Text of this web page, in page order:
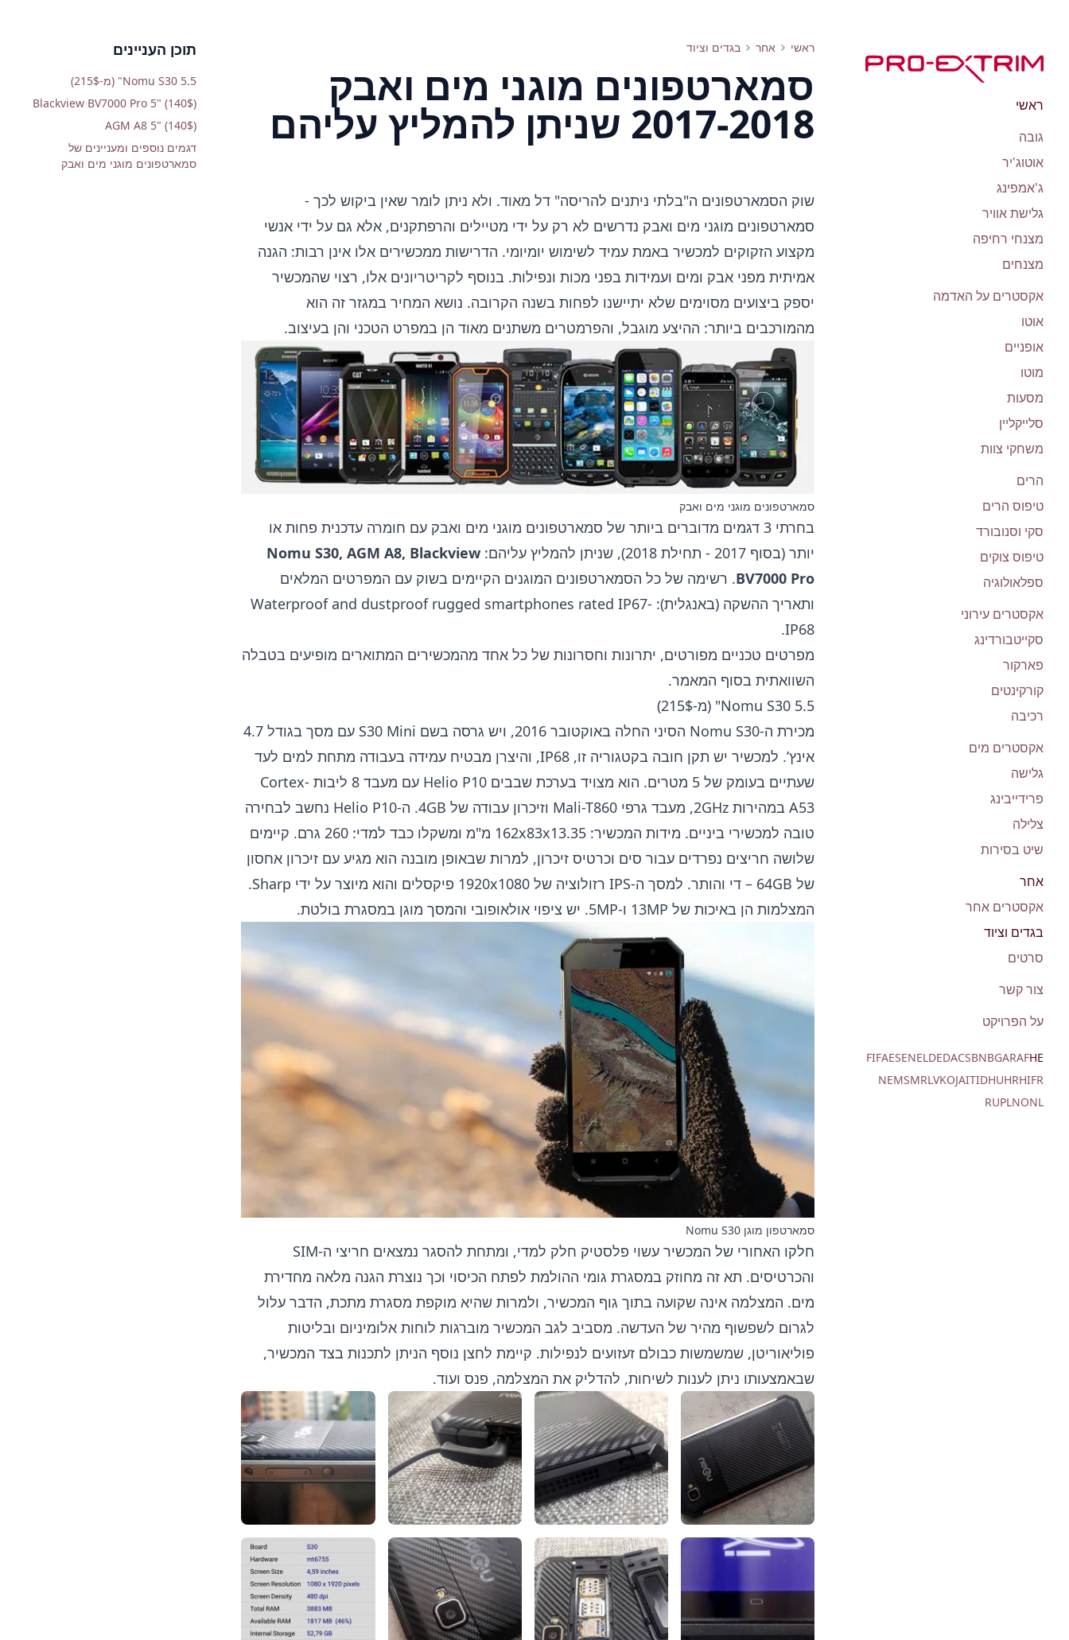
ראשי
גובה
אוטוג'יר
ג'אמפינג
גלישת אוויר
מצנחי רחיפה
מצנחים
אקסטרים על האדמה
אוטו
אופניים
מוטו
מסעות
סלייקליין
משחקי צוות
הרים
טיפוס הרים
סקי וסנובורד
טיפוס צוקים
ספלאולוגיה
אקסטרים עירוני
סקייטבורדינג
פארקור
קורקינטים
רכיבה
אקסטרים מים
גלישה
פרידייבינג
צלילה
שיט בסירות
אחר
אקסטרים אחר
בגדים וציוד
סרטים
צור קשר
על הפרויקט
HE
AF
AR
BG
BN
CS
DA
DE
EL
EN
ES
FA
FI
FR
HI
HR
HU
ID
IT
JA
KO
LV
MR
MS
NE
NL
NO
PL
RU
ראשי אחר בגדים וציוד סמארטפונים מוגני מים ואבק 2017-2018 שניתן להמליץ עליהם
סמארטפונים מוגני מים ואבק
2017-2018 שניתן להמליץ עליהם
שוק הסמארטפונים ה"בלתי ניתנים להריסה" דל מאוד. ולא ניתן לומר שאין ביקוש לכך -
סמארטפונים מוגני מים ואבק נדרשים לא רק על ידי מטיילים והרפתקנים, אלא גם על ידי אנשי
מקצוע הזקוקים למכשיר באמת עמיד לשימוש יומיומי. הדרישות ממכשירים אלו אינן רבות: הגנה
אמיתית מפני אבק ומים ועמידות בפני מכות ונפילות. בנוסף לקריטריונים אלו, רצוי שהמכשיר
יספק ביצועים מסוימים שלא יתיישנו לפחות בשנה הקרובה. נושא המחיר במגזר זה הוא
מהמורכבים ביותר: ההיצע מוגבל, והפרמטרים משתנים מאוד הן במפרט הטכני והן בעיצוב.
סמארטפונים מוגני מים ואבק
בחרתי 3 דגמים מדוברים ביותר של סמארטפונים מוגני מים ואבק עם חומרה עדכנית פחות או
יותר (בסוף 2017 - תחילת 2018), שניתן להמליץ עליהם:
Nomu S30, AGM A8, Blackview
BV7000 Pro. רשימה של כל הסמארטפונים המוגנים הקיימים בשוק עם המפרטים המלאים
ותאריך ההשקה (באנגלית): Waterproof and dustproof rugged smartphones rated IP67-
IP68.
מפרטים טכניים מפורטים, יתרונות וחסרונות של כל אחד מהמכשירים המתוארים מופיעים בטבלה
השוואתית בסוף המאמר.
Nomu S30 5.5" (מ-215$)
מכירת ה-Nomu S30 הסיני החלה באוקטובר 2016, ויש גרסה בשם S30 Mini עם מסך בגודל 4.7
אינץ’. למכשיר יש תקן חובה בקטגוריה זו, IP68, והיצרן מבטיח עמידה בעבודה מתחת למים לעד
שעתיים בעומק של 5 מטרים. הוא מצויד בערכת שבבים Helio P10 עם מעבד 8 ליבות Cortex-
A53 במהירות 2GHz, מעבד גרפי Mali-T860 וזיכרון עבודה של 4GB. ה-Helio P10 נחשב לבחירה
טובה למכשירי ביניים. מידות המכשיר: 162x83x13.35 מ"מ ומשקלו כבד למדי: 260 גרם. קיימים
שלושה חריצים נפרדים עבור סים וכרטיס זיכרון, למרות שבאופן מובנה הוא מגיע עם זיכרון אחסון
של 64GB – די והותר. למסך ה-IPS רזולוציה של 1920x1080 פיקסלים והוא מיוצר על ידי Sharp.
המצלמות הן באיכות של 13MP ו-5MP. יש ציפוי אולאופובי והמסך מוגן במסגרת בולטת.
סמארטפון מוגן Nomu S30
חלקו האחורי של המכשיר עשוי פלסטיק חלק למדי, ומתחת להסגר נמצאים חריצי ה-SIM
והכרטיסים. תא זה מחוזק במסגרת גומי ההולמת לפתח הכיסוי וכך נוצרת הגנה מלאה מחדירת
מים. המצלמה אינה שקועה בתוך גוף המכשיר, ולמרות שהיא מוקפת מסגרת מתכת, הדבר עלול
לגרום לשפשוף מהיר של העדשה. מסביב לגב המכשיר מוברגות לוחות אלומיניום ובליטות
פוליאוריטן, שמשמשות כבולם זעזועים לנפילות. קיימת לחצן נוסף הניתן לתכנות בצד המכשיר,
שבאמצעותו ניתן לענות לשיחות, להדליק את המצלמה, פנס ועוד.
תוכן העניינים
Nomu S30 5.5" (מ-215$)
Blackview BV7000 Pro 5" (140$)
AGM A8 5" (140$)
דגמים נוספים ומעניינים של
סמארטפונים מוגני מים ואבק